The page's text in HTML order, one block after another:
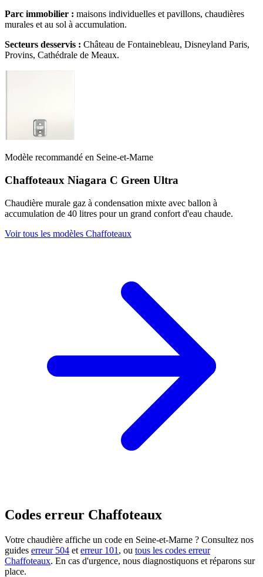
Parc immobilier : maisons individuelles et pavillons, chaudières
murales et au sol à accumulation.
Secteurs desservis : Château de Fontainebleau, Disneyland Paris,
Provins, Cathédrale de Meaux.
Modèle recommandé en Seine-et-Marne
Chaffoteaux Niagara C Green Ultra
Chaudière murale gaz à condensation mixte avec ballon à
accumulation de 40 litres pour un grand confort d'eau chaude.
Voir tous les modèles Chaffoteaux
Codes erreur Chaffoteaux
Votre chaudière affiche un code en Seine-et-Marne ? Consultez nos
guides erreur 504 et erreur 101 , ou tous les codes erreur
Chaffoteaux. En cas d'urgence, nous diagnostiquons et réparons sur
place.